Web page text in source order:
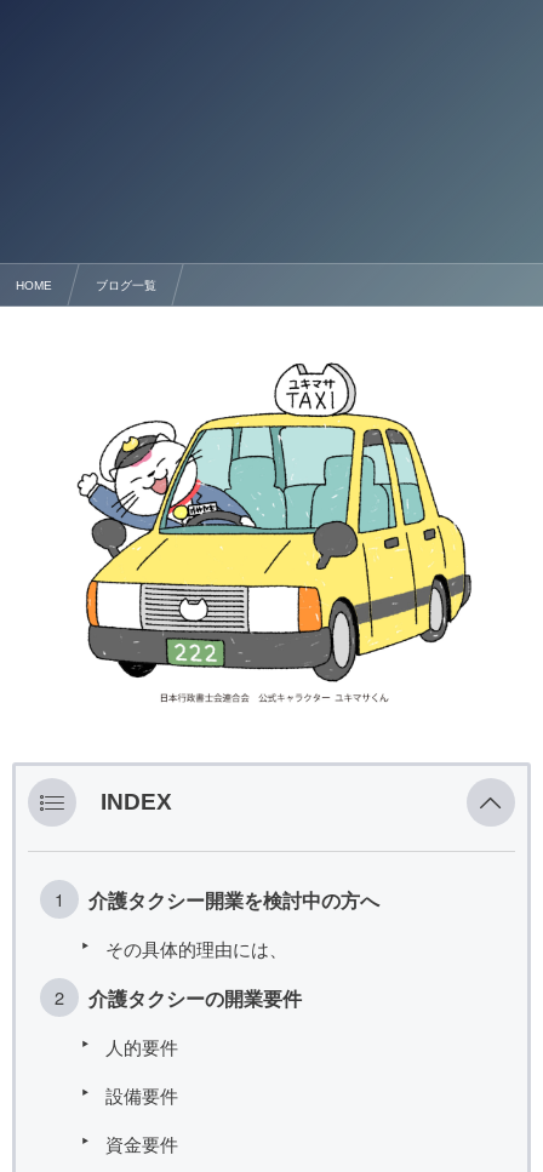
HOME ブログ一覧
INDEX
介護タクシー開業を検討中の方へ
その具体的理由には、
介護タクシーの開業要件
人的要件
設備要件
資金要件